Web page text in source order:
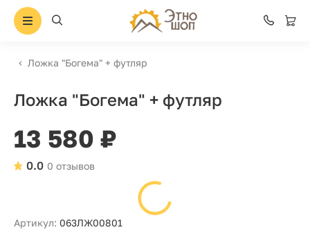
Ложка "Богема" + футляр
Ложка "Богема" + футляр
13 580 ₽
0 отзывов
0.0
Артикул: 063ЛЖ00801